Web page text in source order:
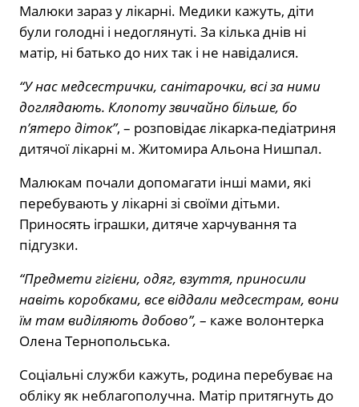
Малюки зараз у лікарні. Медики кажуть, діти
були голодні і недоглянуті. За кілька днів ні
матір, ні батько до них так і не навідалися.
“У нас медсестрички, санітарочки, всі за ними
доглядають. Клопоту звичайно більше, бо
п’ятеро діток”, – розповідає лікарка-педіатриня
дитячої лікарні м. Житомира Альона Нишпал.
Малюкам почали допомагати інші мами, які
перебувають у лікарні зі своїми дітьми.
Приносять іграшки, дитяче харчування та
підгузки.
“Предмети гігієни, одяг, взуття, приносили
навіть коробками, все віддали медсестрам, вони
їм там виділяють добово”, – каже волонтерка
Олена Тернопольська.
Соціальні служби кажуть, родина перебуває на
обліку як неблагополучна. Матір притягнуть до